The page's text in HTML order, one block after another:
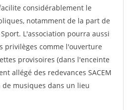
considérablement le
notamment de la part de
L'association pourra aussi
privilèges comme l'ouverture
provisoires (dans l'enceinte
allégé des redevances SACEM
musiques dans un lieu